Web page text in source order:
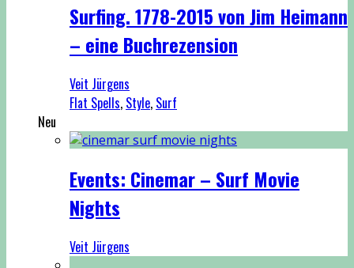
Surfing. 1778-2015 von Jim Heimann
– eine Buchrezension
Veit Jürgens
Flat Spells, Style, Surf
Neu
Events: Cinemar – Surf Movie
Nights
Veit Jürgens